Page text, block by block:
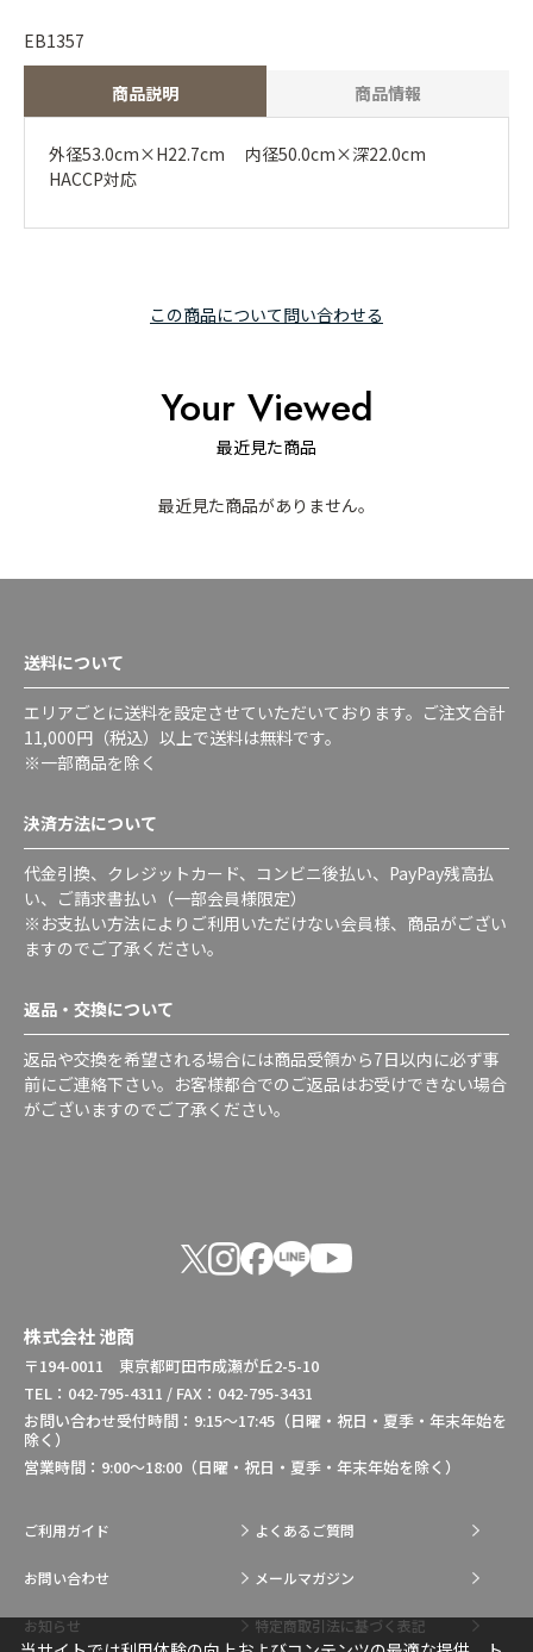
商品説明 商品情報
外径53.0cm×H22.7cm 内径50.0cm×深22.0cm
HACCP対応
この商品について問い合わせる
EB1357
Your Viewed
最近見た商品
最近見た商品がありません。
送料について
エリアごとに送料を設定させていただいております。ご注文合計
11,000円（税込）以上で送料は無料です。
※一部商品を除く
決済方法について
代金引換、クレジットカード、コンビニ後払い、PayPay残高払
い、ご請求書払い（一部会員様限定）
※お支払い方法によりご利用いただけない会員様、商品がござい
ますのでご了承ください。
返品・交換について
返品や交換を希望される場合には商品受領から7日以内に必ず事
前にご連絡下さい。お客様都合でのご返品はお受けできない場合
がございますのでご了承ください。
株式会社 池商
〒194-0011 東京都町田市成瀬が丘2-5-10
TEL：042-795-4311 / FAX：042-795-3431
お問い合わせ受付時間：9:15～17:45（日曜・祝日・夏季・年末年始を
除く）
営業時間：9:00～18:00（日曜・祝日・夏季・年末年始を除く）
ご利用ガイド よくあるご質問
お問い合わせ メールマガジン
お知らせ 特定商取引法に基づく表記